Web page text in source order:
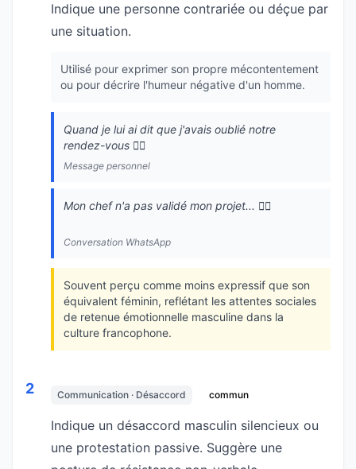
Indique une personne contrariée ou déçue par
une situation.
Utilisé pour exprimer son propre mécontentement
ou pour décrire l'humeur négative d'un homme.
Quand je lui ai dit que j'avais oublié notre
rendez-vous 🙍‍♂️
Message personnel
Mon chef n'a pas validé mon projet... 🙍‍♂️
Conversation WhatsApp
Souvent perçu comme moins expressif que son
équivalent féminin, reflétant les attentes sociales
de retenue émotionnelle masculine dans la
culture francophone.
2 Communication · Désaccord commun
Indique un désaccord masculin silencieux ou
une protestation passive. Suggère une